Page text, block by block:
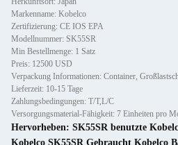
Markenname: Kobelco
Zertifizierung: CE IOS EPA
Modellnummer: SK55SR
Min Bestellmenge: 1 Satz
Preis: 12500 USD
Verpackung Informationen: Container,
Lieferzeit: 10-15 Tage
Zahlungsbedingungen: T/T,L/C
Versorgungsmaterial-Fähigkeit: 7 Einheiten pro
Hervorheben: SK55SR benutzte
Kobelco SK55SR Gebraucht Kobelco